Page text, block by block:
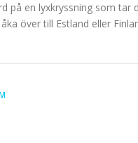
på en lyxkryssning som tar
över till Estland eller